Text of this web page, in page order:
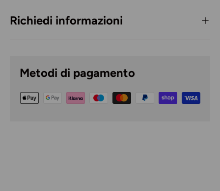
Richiedi informazioni
Metodi di pagamento